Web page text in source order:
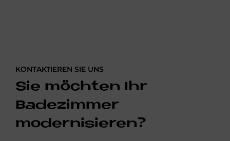
KONTAKTIEREN SIE UNS
Sie möchten Ihr
Badezimmer
modernisieren?